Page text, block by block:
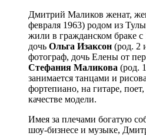
Дмитрий Маликов женат,
февраля 1963) родом из
жили в гражданском браке
дочь Ольга Изаксон (род. 2
фотограф, дочь Елены от
Стефания Маликова (род.
занимается танцами и
фортепиано, на гитаре, поет,
качестве модели.
Имея за плечами богатую
шоу-бизнесе и музыке,